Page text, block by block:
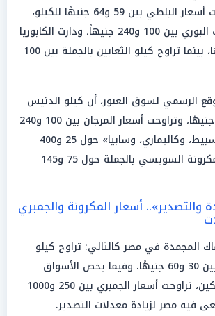
متباينة؛ حيث تراوحت أسعار البلطي بين 59 و64 جنيهًا للكيلو،
وتراوح كيلو السمك البوري بين 100 و240 جنيهاً، ودارت الكابوريا
حول 50 و180 جنيهًا، بينما تراوح كيلو الثعابين بالجملة بين 100
الرسمي لسوق العبور، أن كيلو الدنيس
دار حول 275 و425 جنيهًا، وتراوحت أسعار المرجان بين 100 و240
جنيهاً، ودار كيلو «سبيط، وكاليماري، وسابيا» حول 25 و400
جنيه، بينما دارت المكرونة السويسي بالجملة حول 75 و145
والتصدير».. أسعار المكرونة والجمبري
المجمدة في مصر كالتالي: تراوح كيلو
المكرونة المجمدة بين 30 و60 جنيهًا. وفيما يخص الأسواق
القطاعية للمستهلكين، تراوحت أسعار الجمبري بين 250 و1000
فيه مصر لزيادة معدلات التصدير.